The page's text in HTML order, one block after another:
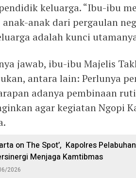
keluarga. “Ibu-ibu
anak dari pergaulan
adalah kunci
jawab, ibu-ibu Majelis
antara lain: Perlunya
adanya pembinaan
agar kegiatan Ngopi
on The Spot’, Kapolres
Menjaga Kamtibmas
2026